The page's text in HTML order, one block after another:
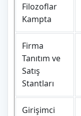
Filozoflar
Kampta
Firma
Tanıtım ve
Satış
Stantları
Girişimci